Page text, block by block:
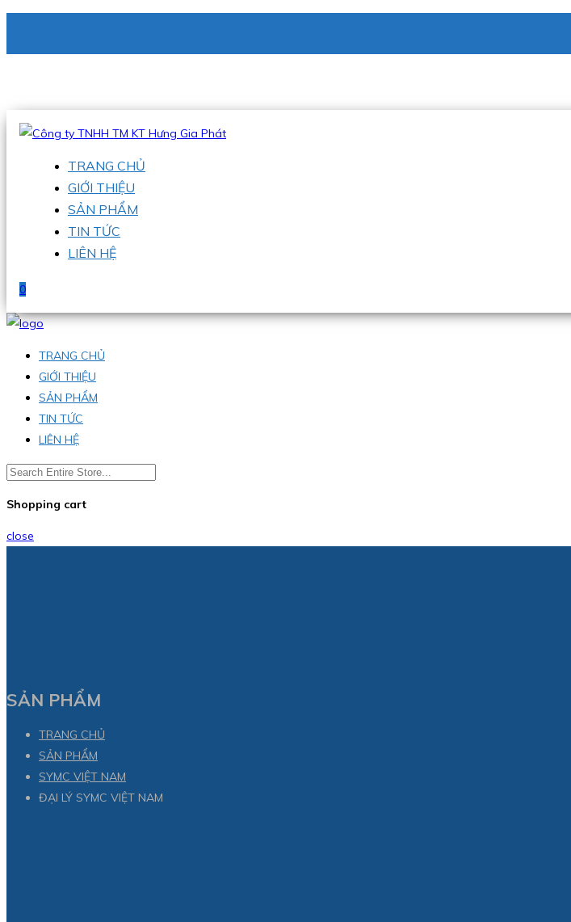
Hotline:0938 336 079
TRANG CHỦ
GIỚI THIỆU
SẢN PHẨM
TIN TỨC
LIÊN HỆ
0
TRANG CHỦ
GIỚI THIỆU
SẢN PHẨM
TIN TỨC
LIÊN HỆ
Shopping cart
close
SẢN PHẨM
TRANG CHỦ
SẢN PHẨM
SYMC VIỆT NAM
ĐẠI LÝ SYMC VIỆT NAM